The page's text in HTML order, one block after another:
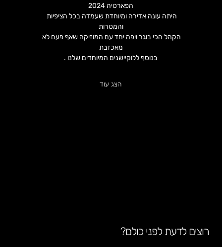
הפארטיה 2024
היתה עונה אדירה ומיוחדת שעמדה בכל הציפיות
והמטרות
הקהל הכי בוגר ויפה יחד עם המוזיקה שאף פעם לא
מאכזבת
בנוסף ללוקיישנים המיוחדים שלנו .
הצג עוד
רוצים לדעת לפני כולם?